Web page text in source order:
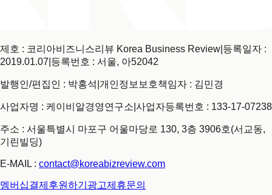
제호 : 코리아비즈니스리뷰 Korea Business Review 등록일자 :
2019.01.07 등록번호 : 서울, 아52042
발행인/편집인 : 박홍석 개인정보보호책임자 : 김민경
사업자명 : 케이비알경영연구소 사업자등록번호 : 133-17-07238
주소 : 서울특별시 마포구 어울마당로 130, 3층 3906호(서교동,
기린빌딩)
E-MAIL : contact@koreabizreview.com
멤버십결제 후원하기 광고제휴문의